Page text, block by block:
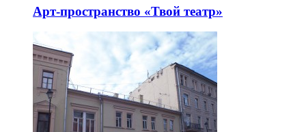
Арт-пространство «Твой театр»